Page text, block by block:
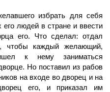
избрать для себя
людей в стране и ввести
его. Что сделал: отдал
чтобы каждый желающий,
к нему заниматься
Но поставил из рабов
на входе во дворец и на
его, и приказал им